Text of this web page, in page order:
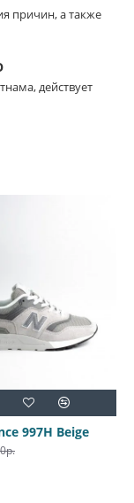
причин, а также
действует
997H Beige